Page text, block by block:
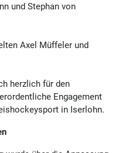
und Stephan von
Axel Müffeler und
herzlich für den
Engagement
in Iserlohn.